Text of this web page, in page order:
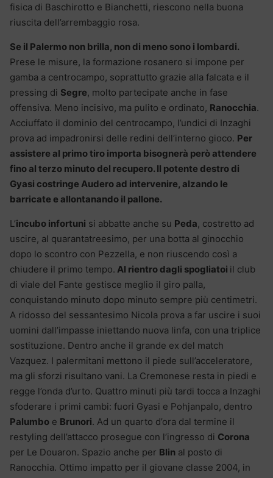
fisica di Baschirotto e Bianchetti, riescono nella buona
riuscita dell’arrembaggio rosa.
Se il Palermo non brilla, non di meno sono i lombardi.
Prese le misure, la formazione rosanero si impone per
gamba a centrocampo, soprattutto grazie alla falcata e il
pressing di Segre, molto partecipate anche in fase
offensiva. Meno incisivo, ma pulito e ordinato, Ranocchia.
Acciuffato il dominio del centrocampo, l’undici di Inzaghi
prova ad impadronirsi delle redini dell’interno gioco. Per
assistere al primo tiro importa bisognerà però attendere
fino al terzo minuto del recupero. Il potente destro di
Gyasi costringe Audero ad intervenire, alzando le
barricate e allontanando il pallone.
L’incubo infortuni si abbatte anche su Peda, costretto ad
uscire, al quarantatreesimo, per una botta al ginocchio
dopo lo scontro con Pezzella, e non riuscendo così a
chiudere il primo tempo. Al rientro dagli spogliatoi il club
di viale del Fante gestisce meglio il giro palla,
conquistando minuto dopo minuto sempre più centimetri.
A ridosso del sessantesimo Nicola prova a far uscire i suoi
uomini dall’impasse iniettando nuova linfa, con una triplice
sostituzione. Dentro anche il grande ex del match
Vazquez. I palermitani mettono il piede sull’acceleratore,
ma gli sforzi risultano vani. La Cremonese resta in piedi e
regge l’onda d’urto. Quattro minuti più tardi tocca a Inzaghi
sfoderare i primi cambi: fuori Gyasi e Pohjanpalo, dentro
Palumbo e Brunori. Ad un quarto d’ora dal termine il
restyling dell’attacco prosegue con l’ingresso di Corona
per Le Douaron. Spazio anche per Blin al posto di
Ranocchia. Ottimo impatto per il giovane classe 2004, in